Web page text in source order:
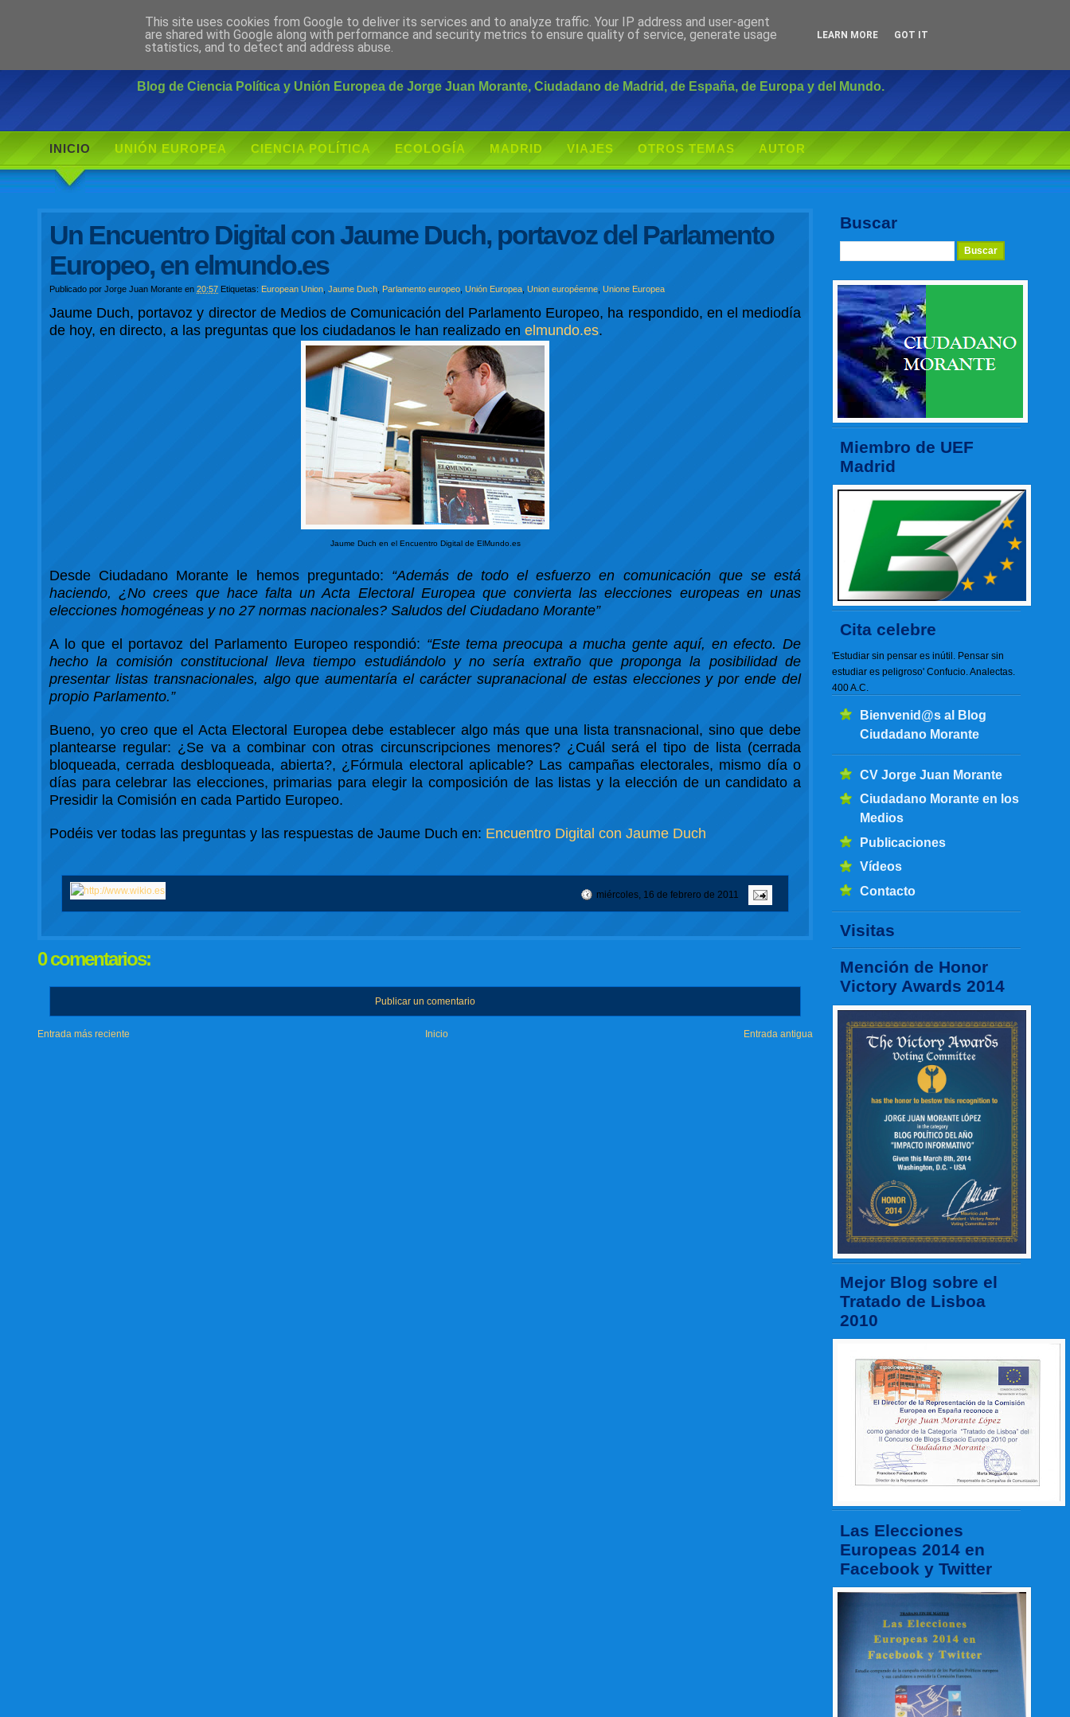
Ciudadano Morante
Blog de Ciencia Política y Unión Europea de Jorge Juan Morante, Ciudadano de Madrid, de España, de Europa y del Mundo.
INICIO UNIÓN EUROPEA CIENCIA POLÍTICA ECOLOGÍA MADRID VIAJES OTROS TEMAS AUTOR
Buscar
Miembro de UEF
Madrid
Cita celebre
'Estudiar sin pensar es inútil. Pensar sin
estudiar es peligroso' Confucio. Analectas.
400 A.C.
Bienvenid@s al Blog
Ciudadano Morante
CV Jorge Juan Morante
Ciudadano Morante en los
Medios
Publicaciones
Vídeos
Contacto
Visitas
Mención de Honor
Victory Awards 2014
Mejor Blog sobre el
Tratado de Lisboa
2010
Las Elecciones
Europeas 2014 en
Facebook y Twitter
Un Encuentro Digital con Jaume Duch, portavoz del Parlamento
Europeo, en elmundo.es
Publicado porJorge Juan Morante en20:57 Etiquetas: European Union ,Jaume Duch Parlamento europeo ,Unión Europea ,Union européenne ,Unione Europea
Jaume Duch, portavoz y director de Medios de Comunicación del Parlamento Europeo, ha respondido, en el mediodía
de hoy, en directo, a las preguntas que los ciudadanos le han realizado enelmundo.es.
Jaume Duch en el Encuentro Digital de ElMundo.es
Desde Ciudadano Morante le hemos preguntado: “Además de todo el esfuerzo en comunicación que se está
haciendo, ¿No crees que hace falta un Acta Electoral Europea que convierta las elecciones europeas en unas
elecciones homogéneas y no 27 normas nacionales? Saludos del Ciudadano Morante”
A lo que el portavoz del Parlamento Europeo respondió: “Este tema preocupa a mucha gente aquí, en efecto. De
hecho la comisión constitucional lleva tiempo estudiándolo y no sería extraño que proponga la posibilidad de
presentar listas transnacionales, algo que aumentaría el carácter supranacional de estas elecciones y por ende del
propio Parlamento.”
Bueno, yo creo que el Acta Electoral Europea debe establecer algo más que una lista transnacional, sino que debe
plantearse regular: ¿Se va a combinar con otras circunscripciones menores? ¿Cuál será el tipo de lista (cerrada
bloqueada, cerrada desbloqueada, abierta?, ¿Fórmula electoral aplicable? Las campañas electorales, mismo día o
días para celebrar las elecciones, primarias para elegir la composición de las listas y la elección de un candidato a
Presidir la Comisión en cada Partido Europeo.
Podéis ver todas las preguntas y las respuestas de Jaume Duch en: Encuentro Digital con Jaume Duch
miércoles, 16 de febrero de 2011
0 comentarios:
Publicar un comentario
Entrada más reciente Entrada antigua
Inicio
This site uses cookies from Google to deliver its services and to analyze traffic. Your IP address and user-agent
are shared with Google along with performance and security metrics to ensure quality of service, generate usage
statistics, and to detect and address abuse.
LEARN MORE GOT IT